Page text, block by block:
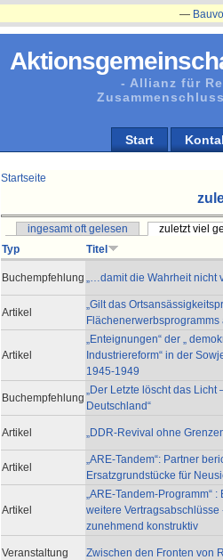
- Allianz für
Start
Startseite
ingesamt oft gelesen
zuletzt viel
Typ
Titel
Buchempfehlung „…damit die Wahrheit nicht
Artikel
„Gilt das
Flächenerwerbsprogramms
Artikel
„Enteignungen“ der „
Industriereform“ in der
1945-1949
Buchempfehlung
„Der Letzte löscht das
Deutschland“
Artikel „DDR-Revival ohne
Artikel
„ARE-Tandem“: Partner
Ersatzgrundstücke für
Artikel
„ARE-Tandem-Programm“
weitere
zunehmend konstruktiv
Veranstaltung Zwischen den Fronten von